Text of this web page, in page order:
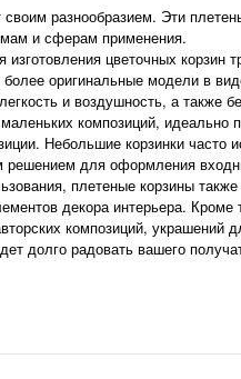
разнообразием. Эти
и сферам применения.
цветочных корзин
оригинальные модели в
и воздушность, а также
композиций,
Небольшие корзинки
решением для оформления
плетеные корзины
декора интерьера.
композиций,
долго радовать вашего